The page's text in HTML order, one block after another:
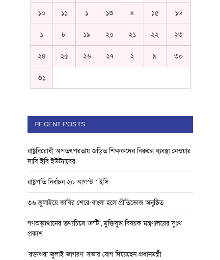
১০ ১১ ১ ১৩ ৪ ১৫ ১৬
১ ৮ ১৯ ২০ ২১ ২২ ২৩
২৪ ২৫ ২৬ ২৭ ২ ৯ ৩০
৩১
RECENT POSTS
রাষ্ট্রবিরোধী অপতৎপরতায় জড়িত শিক্ষকদের বিরুদ্ধে ব্যবস্থা নেওয়ার
দাবি ইবি ইউট্যাবের
রাষ্ট্রপতি নির্বাচন ২০ আগস্ট : ইসি
৩৬ জুলাইয়ে জাবির শেরে-বাংলা হলে প্রীতিভোজ অনুষ্ঠিত
গণঅভ্যুত্থানের তথ্যচিত্রে ‘ত্রুটি’, মুক্তিযুদ্ধ বিষয়ক মন্ত্রণালয়ের দুঃখ
প্রকাশ
‘রক্তঝরা জুলাই জাগরণ’ সভায় যোগ দিয়েছেন প্রধানমন্ত্রী